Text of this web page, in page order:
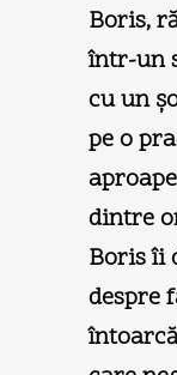
Boris,
într-un
cu un
pe o
dintre
Boris îi
despre